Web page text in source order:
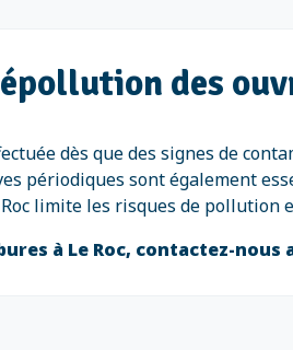
des
dès que des signes de
périodiques sont également
limite les risques de pollution
à Le Roc, contactez-nous